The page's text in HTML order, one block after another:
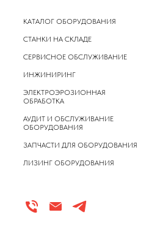
КАТАЛОГ ОБОРУДОВАНИЯ
СТАНКИ НА СКЛАДЕ
СЕРВИСНОЕ ОБСЛУЖИВАНИЕ
ИНЖИНИРИНГ
ЭЛЕКТРОЭРОЗИОННАЯ
ОБРАБОТКА
АУДИТ И ОБСЛУЖИВАНИЕ
ОБОРУДОВАНИЯ
ЗАПЧАСТИ ДЛЯ ОБОРУДОВАНИЯ
ЛИЗИНГ ОБОРУДОВАНИЯ